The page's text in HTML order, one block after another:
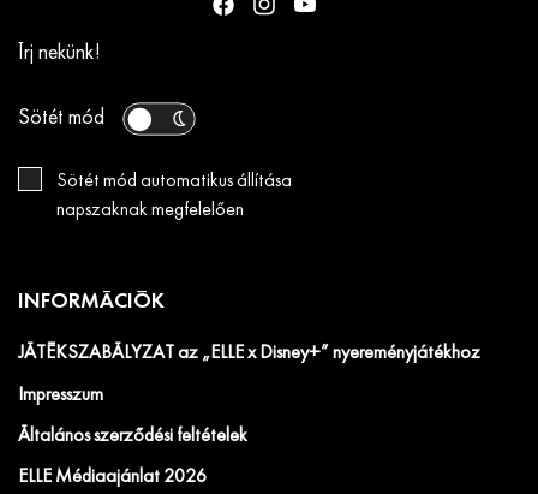
Írj nekünk!
Sötét mód
Sötét mód automatikus állítása
napszaknak megfelelően
INFORMÁCIÓK
JÁTÉKSZABÁLYZAT az „ELLE x Disney+” nyereményjátékhoz
Impresszum
Általános szerződési feltételek
ELLE Médiaajánlat 2026